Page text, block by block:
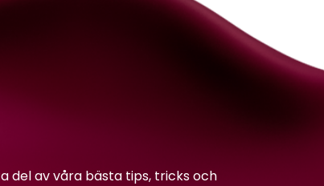
del av våra bästa tips, tricks och